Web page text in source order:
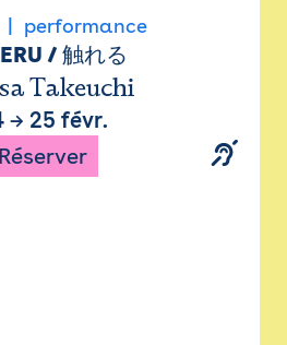
performance
/ 触れる
Takeuchi
→ 25 févr.
Réserver